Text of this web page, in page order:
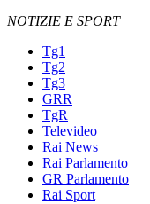
NOTIZIE E SPORT
Tg1
Tg2
Tg3
GRR
TgR
Televideo
Rai News
Rai Parlamento
GR Parlamento
Rai Sport